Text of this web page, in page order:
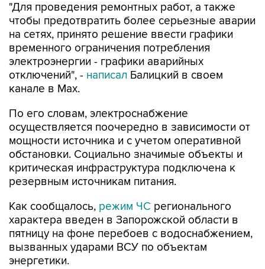
"Для проведения ремонтных работ, а также
чтобы предотвратить более серьезные аварии
на сетях, принято решение ввести графики
временного ограничения потребления
электроэнергии - графики аварийных
отключений", - написал Балицкий в своем
канале в Max.
По его словам, электроснабжение
осуществляется поочередно в зависимости от
мощности источника и с учетом оперативной
обстановки. Социально значимые объекты и
критическая инфраструктура подключена к
резервным источникам питания.
Как сообщалось, режим ЧС регионального
характера введен в Запорожской области в
пятницу на фоне перебоев с водоснабжением,
вызванных ударами ВСУ по объектам
энергетики.